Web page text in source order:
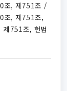
조, 제751조 /
조, 제751조,
751조, 헌법